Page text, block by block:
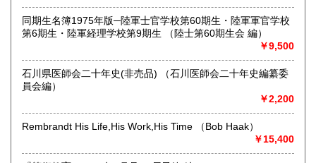
最寄駅：金沢駅南向・道一本・徒歩八分
営業時間：9時15分～17時ごろ(12時～13時は昼食休憩で
す。) ◎本店…五坪狭小為、営業時間内予約平日限定開店
中、あらかじめご予約、期日応相談、営業日3日前までに住
所・電話・氏名・メールアドレスを明記の上、メールにてお
申し付けください。
定休日：◎ガレージ店…土日祝 ◎本店…予約以外不定期営
業中 ◎ネット部門…土日祝。店舗にてネット掲載本受取場
年8月10日9:00以降のご注文は8月17日午後よりお返事、8月
10日9:00以降のご入金分は8月17日以降発送となります。
同期生名簿1975年版─陸軍士官学校第60期生・陸軍軍官学校
第6期生・陸軍経理学校第9期生 （陸士第60期生会 編）
￥9,500
石川県医師会二十年史(非売品) （石川医師会二十年史編纂委
員会編）
￥2,200
Rembrandt His Life,His Work,His Time （Bob Haak）
￥15,400